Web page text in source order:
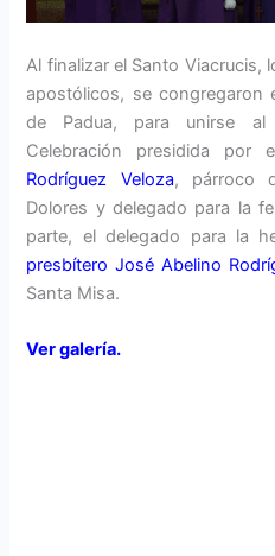
Al finalizar el Santo Viacrucis,
apostólicos, se congregaron
de Padua, para unirse al
Celebración presidida por
Rodríguez Veloza, párroco
Dolores y delegado para la
parte, el delegado para la
presbítero José Abelino
Santa Misa.
Ver galería.